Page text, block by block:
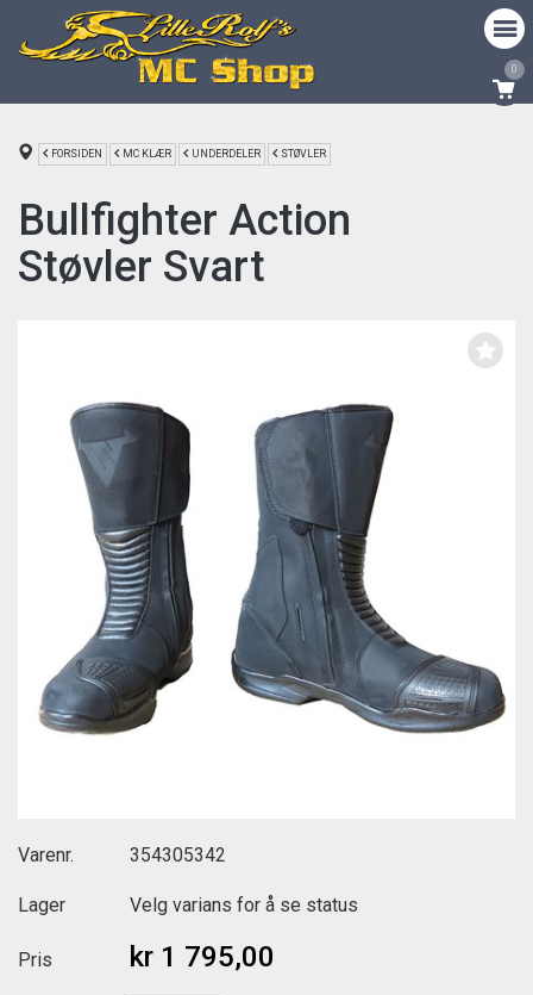
0
FORSIDEN MC KLÆR UNDERDELER STØVLER
Bullfighter Action
Støvler Svart
Varenr. 354305342
Lager Velg varians for å se status
Pris kr 1 795,00